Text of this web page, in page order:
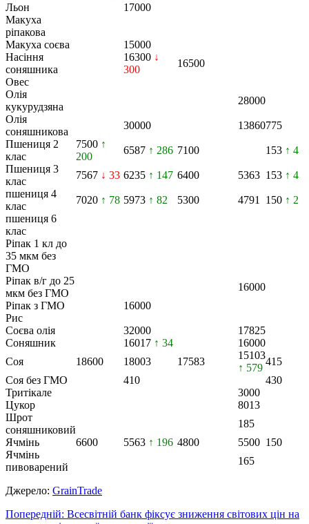
Льон
17000
Макуха
ріпакова
Макуха соєва
15000
Насіння
соняшника
16300 ↓
300
16500
Овес
Олія
кукурудзяна
28000
Олія
соняшникова
30000 13860775
Пшениця 2
клас
7500 ↑
200
6587 ↑ 286 7100 153 ↑ 4
Пшениця 3
клас
7567 ↓ 33 6235 ↑ 147 6400 5363 153 ↑ 4
пшениця 4
клас
7020 ↑ 78 5973 ↑ 82 5300 4791 150 ↑ 2
пшениця 6
клас
Ріпак 1 кл до
35 мкм без
ГМО
Ріпак в/г до 25
мкм без ГМО
16000
Ріпак з ГМО
16000
Рис
Соєва олія
32000
17825
Соняшник
16017 ↑ 34
16000
Соя
18600 18003 17583
15103
↑ 579
415
Соя без ГМО
410
430
Тритікале
3000
Цукор
8013
Шрот
соняшниковий
185
Ячмінь
6600 5563 ↑ 196 4800 5500 150
Ячмінь
пивоварений
165
Джерело: GrainTrade
Навігація
Попередній: Всесвітній банк фіксує зниження світових цін на